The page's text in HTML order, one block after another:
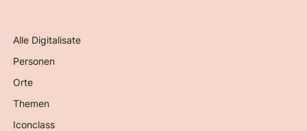
Alle Digitalisate
Personen
Orte
Themen
Iconclass